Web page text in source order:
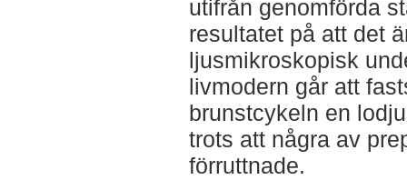
utifrån genomförda
resultatet på att det
ljusmikroskopisk
livmodern går att
brunstcykeln en
trots att några av
förruttnade.